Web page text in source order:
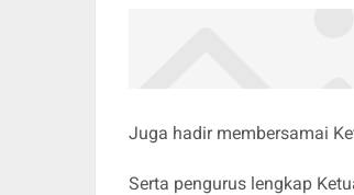
Juga hadir membersamai
Serta pengurus lengkap